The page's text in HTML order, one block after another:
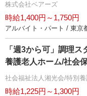
株式会社ベアーズ
時給1,400円～1,750円
アルバイト・パート / 東京
「週3から可」調理
養護老人ホーム/社会
社会福祉法人湘光会/特別
時給1,225円～1,300円